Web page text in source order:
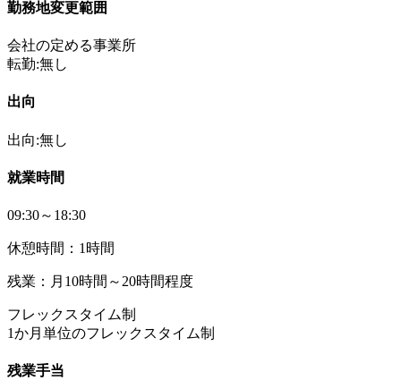
勤務地変更範囲
会社の定める事業所
転勤:無し
出向
出向:無し
就業時間
09:30～18:30
休憩時間：1時間
残業：月10時間～20時間程度
フレックスタイム制
1か月単位のフレックスタイム制
残業手当